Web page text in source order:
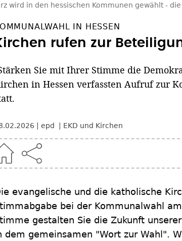
wird in den hessischen Kommunen gewählt -
IN HESSEN
rufen zur
Sie mit Ihrer Stimme die
in Hessen verfassten Aufruf zur
epd EKD und Kirchen
evangelische und die katholische
bei der Kommunalwahl
gestalten Sie die Zukunft
dem gemeinsamen "Wort zur Wahl".